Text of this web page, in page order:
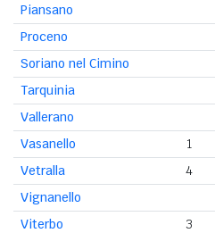
Piansano
Proceno
Soriano nel Cimino
Tarquinia
Vallerano
Vasanello
1
Vetralla
4
Vignanello
Viterbo
3